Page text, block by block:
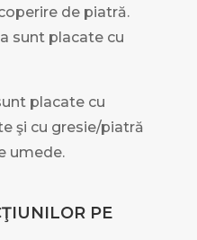
de piatră.
sunt placate cu
placate cu
şi cu gresie/piatră
umede.
PE